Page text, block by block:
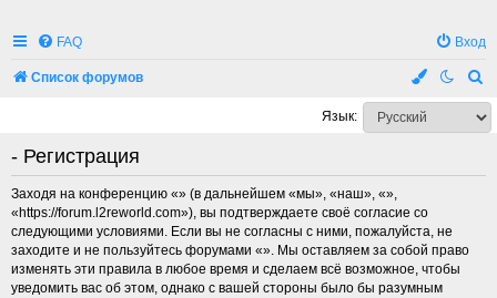
FAQ Вход
Список форумов
о
и
Язык:
- Регистрация
Заходя на конференцию «» (в дальнейшем «мы», «наш», «»,
«https://forum.l2reworld.com»), вы подтверждаете своё согласие со
следующими условиями. Если вы не согласны с ними, пожалуйста, не
заходите и не пользуйтесь форумами «». Мы оставляем за собой право
изменять эти правила в любое время и сделаем всё возможное, чтобы
уведомить вас об этом, однако с вашей стороны было бы разумным